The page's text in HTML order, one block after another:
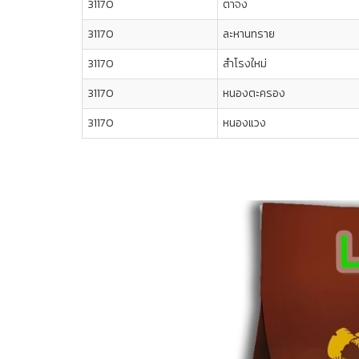
31170
ตาจง
31170
ละหานทราย
31170
สำโรงใหม่
31170
หนองตะครอง
31170
หนองแวง